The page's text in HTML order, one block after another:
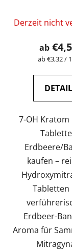
mg – 15
Derzeit nicht
ab
ab €3,32 /
DETAIL
7-OH Kratom
Erdbeere/
kaufen –
Tabletten
Erdbeer-
Aroma für